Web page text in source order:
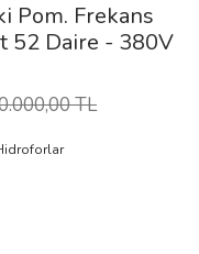
Pom. Frekans
52 Daire - 380V
TL